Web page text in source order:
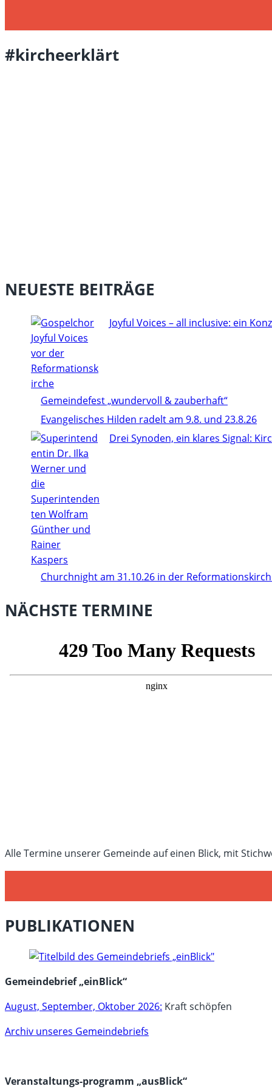
#kircheerklärt
NEUESTE BEITRÄGE
Joyful Voices – all inclusive: ein
Gemeindefest „wundervoll & zauberhaft“
Evangelisches Hilden radelt am 9.8. und 23.8.26
Drei Synoden, ein klares Signal:
Churchnight am 31.10.26 in der
NÄCHSTE TERMINE
Alle Termine unserer Gemeinde auf einen Blick, mit
PUBLIKATIONEN
Gemeindebrief „einBlick“
August, September, Oktober 2026: Kraft schöpfen
Archiv unseres Gemeindebriefs
Veranstaltungs-programm „ausBlick“